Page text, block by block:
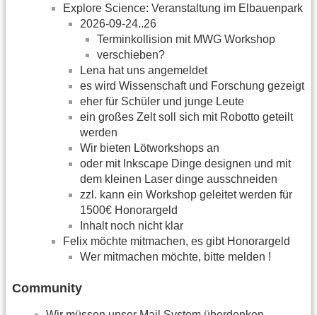
Explore Science: Veranstaltung im Elbauenpark
2026-09-24..26
Terminkollision mit MWG Workshop
verschieben?
Lena hat uns angemeldet
es wird Wissenschaft und Forschung gezeigt
eher für Schüler und junge Leute
ein großes Zelt soll sich mit Robotto geteilt
werden
Wir bieten Lötworkshops an
oder mit Inkscape Dinge designen und mit
dem kleinen Laser dinge ausschneiden
zzl. kann ein Workshop geleitet werden für
1500€ Honorargeld
Inhalt noch nicht klar
Felix möchte mitmachen, es gibt Honorargeld
Wer mitmachen möchte, bitte melden !
Community